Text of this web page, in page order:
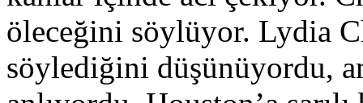
öleceğini söylüyor. Lydia
söylediğini düşünüyordu,